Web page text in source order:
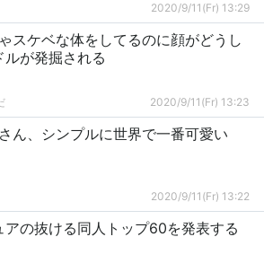
2020/9/11(Fr) 13:29
スケベな体をしてるのに顔がどうし
が発掘される
2020/9/11(Fr) 13:23
ん、シンプルに世界で一番可愛い
2020/9/11(Fr) 13:22
アの抜ける同人トップ60を発表する